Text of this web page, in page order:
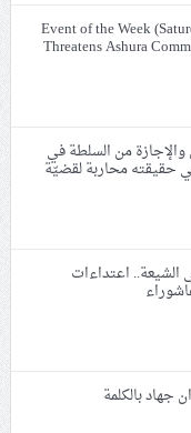
Event of the Week
Threatens Ashura
من السلطة في
حقيقته محاربة لقضيّة
الشيعة.. اعتداءات
بالكلمة